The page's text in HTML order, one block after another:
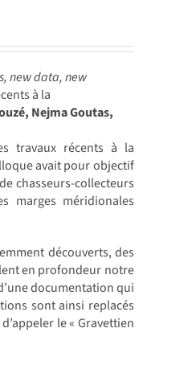
new data, new
à la
Nejma Goutas,
travaux récents à la
avait pour objectif
chasseurs-collecteurs
marges méridionales
découverts, des
en profondeur notre
documentation qui
sont ainsi replacés
le « Gravettien